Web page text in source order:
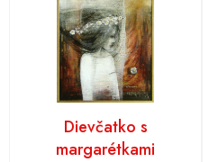
Dievčatko s
margarétkami